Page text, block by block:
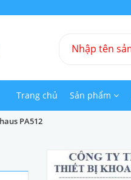
Trang chủ Sản phẩm
PA512